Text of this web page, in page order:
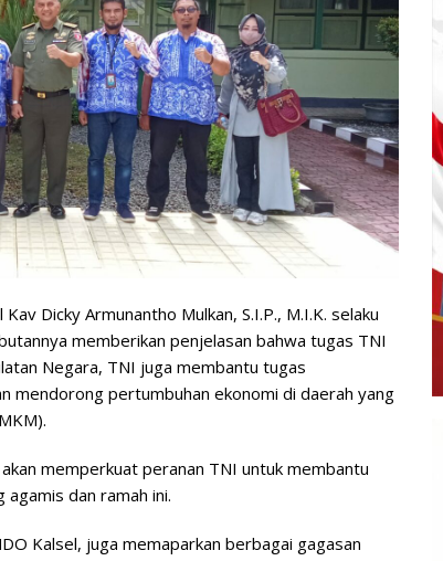
Dicky Armunantho Mulkan, S.I.P., M.I.K. selaku
memberikan penjelasan bahwa tugas TNI
Negara, TNI juga membantu tugas
mendorong pertumbuhan ekonomi di daerah yang
memperkuat peranan TNI untuk membantu
agamis dan ramah ini.
Kalsel, juga memaparkan berbagai gagasan